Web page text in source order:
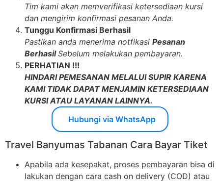
Tim kami akan memverifikasi ketersediaan kursi
dan mengirim konfirmasi pesanan Anda.
Tunggu Konfirmasi Berhasil
Pastikan anda menerima notfikasi Pesanan
BerhasilSebelum melakukan pembayaran.
PERHATIAN !!!
HINDARI PEMESANAN MELALUI SUPIR KARENA
KAMI TIDAK DAPAT MENJAMIN KETERSEDIAAN
KURSI ATAU LAYANAN LAINNYA.
Hubungi via WhatsApp
Travel Banyumas Tabanan Cara Bayar Tiket
Apabila ada kesepakat, proses pembayaran bisa di
lakukan dengan cara cash on delivery (COD) atau